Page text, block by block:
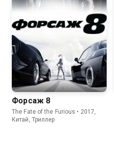
Форсаж 8
The Fate of the Furious • 2017,
Китай, Триллер